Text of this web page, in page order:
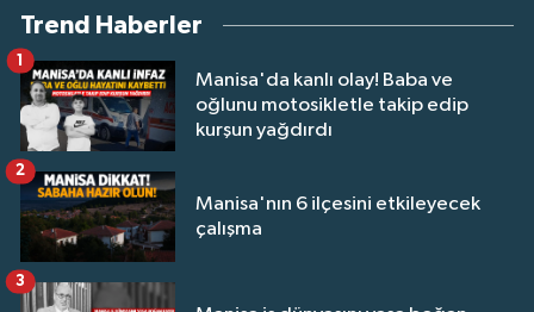
Trend Haberler
Manisa'da kanlı olay! Baba ve
oğlunu motosikletle takip edip
kurşun yağdırdı
1
Manisa'nın 6 ilçesini etkileyecek
çalışma
2
3